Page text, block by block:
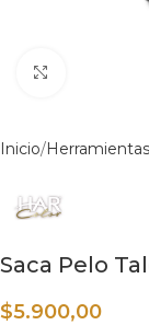
Inicio Herramientas
Saca Pelo
$5.900,00